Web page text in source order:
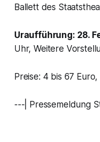
Ballett des
Uraufführung: 28.
Uhr, Weitere
Preise: 4 bis 67
---| Pressemeldung